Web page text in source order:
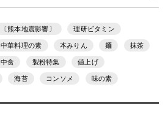
〔熊本地震影響〕 理研ビタミン
中華料理の素 本みりん 麺 抹茶
中食 製粉特集 値上げ
海苔 コンソメ 味の素